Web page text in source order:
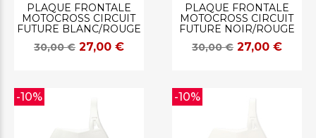
PLAQUE FRONTALE
MOTOCROSS CIRCUIT
FUTURE BLANC/ROUGE
30,00 € 27,00 €
PLAQUE FRONTALE
MOTOCROSS CIRCUIT
FUTURE NOIR/ROUGE
30,00 € 27,00 €
-10% -10%